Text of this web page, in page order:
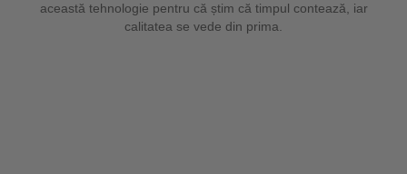
această tehnologie pentru că știm că timpul contează, iar
calitatea se vede din prima.